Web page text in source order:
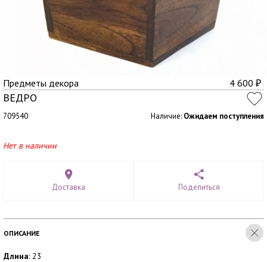
Предметы декора 4 600 ₽
ВЕДРО
709540 Наличие: Ожидаем поступления
Нет в наличии
Доставка Поделиться
ОПИСАНИЕ
Длина: 23